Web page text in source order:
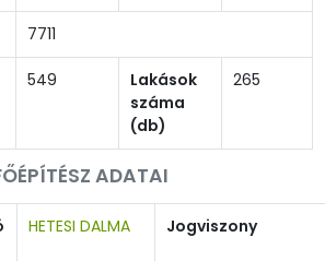
7711
549
Lakások
száma
(db)
265
ADATAI
HETESI DALMA Jogviszony